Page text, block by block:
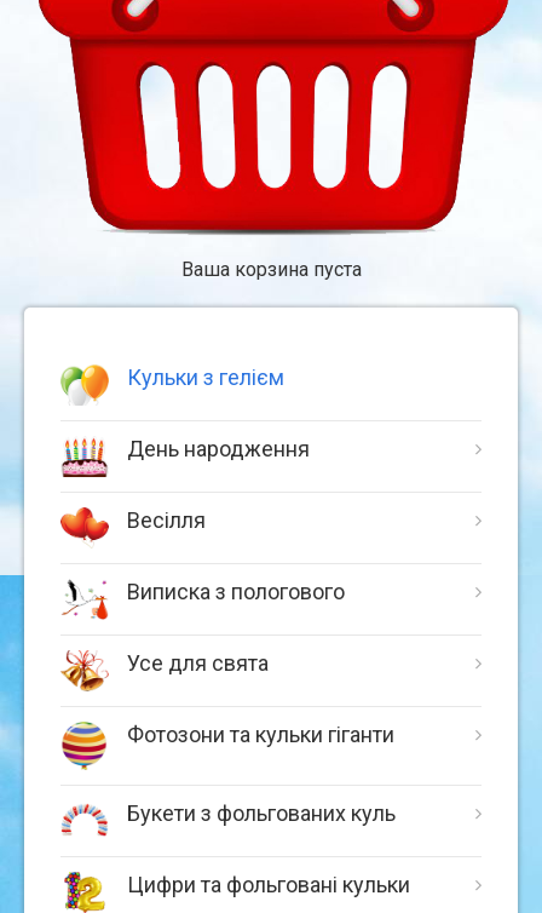
Ваша корзина пуста
Кульки з гелієм
День народження
Весілля
Виписка з пологового
Усе для свята
Фотозони та кульки гіганти
Букети з фольгованих куль
Цифри та фольговані кульки